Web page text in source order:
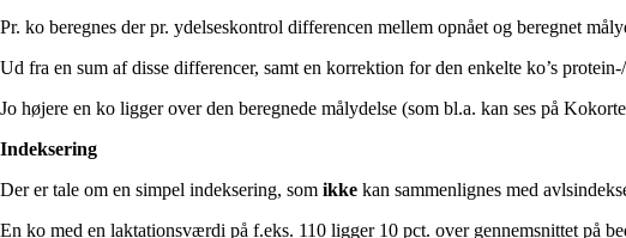
Pr. ko beregnes der pr. ydelseskontrol differencen mellem opnået og beregnet
Ud fra en sum af disse differencer, samt en korrektion for den enkelte ko’s
Jo højere en ko ligger over den beregnede målydelse (som bl.a. kan ses på
Indeksering
Der er tale om en simpel indeksering, som ikke kan sammenlignes med
En ko med en laktationsværdi på f.eks. 110 ligger 10 pct. over gennemsnittet på